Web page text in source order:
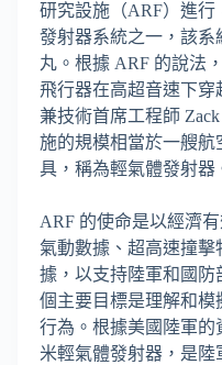
研究設施（ARF）進
發射器系統之一，該
丸。根據 ARF 的說法
飛行器在高超音速下穿
兼技術首席工程師
施的規模相當於一艘航
具，稱為輕氣體發射器
ARF 的使命是以經濟
氣動數據、超高速撞
據，以支持陸軍和國
個主要目標是理解和
行為。根據美國陸軍的
米輕氣體發射器，是